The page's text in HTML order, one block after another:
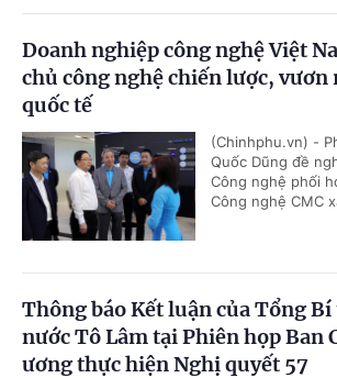
Doanh nghiệp công nghệ Việt
chủ công nghệ chiến lược,
quốc tế
(Chinhphu.vn) -
Quốc Dũng đề
Công nghệ phối
Công nghệ CMC
Thông báo Kết luận của Tổng
nước Tô Lâm tại Phiên họp Ban
ương thực hiện Nghị quyết 57